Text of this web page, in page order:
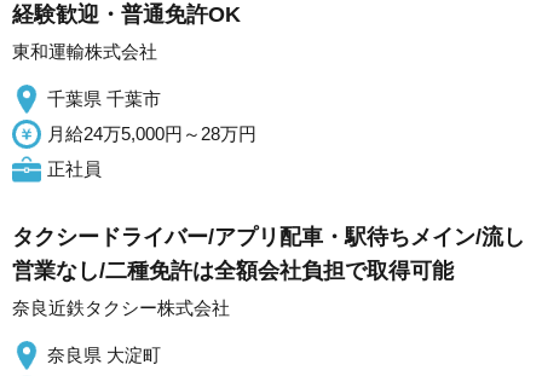
経験歓迎・普通免許OK
東和運輸株式会社
千葉県 千葉市
月給24万5,000円～28万円
正社員
タクシードライバー/アプリ配車・駅待ちメイン/流し
営業なし/二種免許は全額会社負担で取得可能
奈良近鉄タクシー株式会社
奈良県 大淀町